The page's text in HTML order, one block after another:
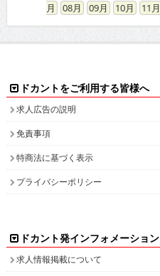
08
09 10 11
ドカントをご利用する皆様へ
求人広告の説明
免責事項
特商法に基づく表示
プライバシーポリシー
ドカント発インフォメーション
求人情報掲載について